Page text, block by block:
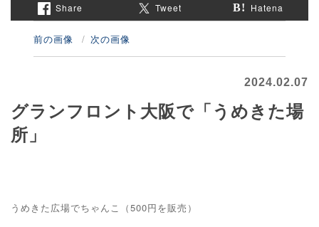
Share Tweet Hatena
前の画像 次の画像
2024.02.07
グランフロント大阪で「うめきた場
所」
うめきた広場でちゃんこ（500円を販売）